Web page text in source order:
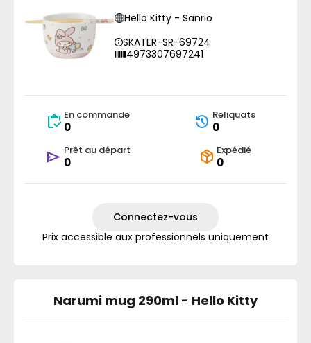
Hello Kitty - Sanrio
SKATER-SR-69724
4973307697241
En commande
0
Reliquats
0
Prêt au départ
0
Expédié
0
Connectez-vous
Prix accessible aux professionnels uniquement
Narumi mug 290ml - Hello Kitty